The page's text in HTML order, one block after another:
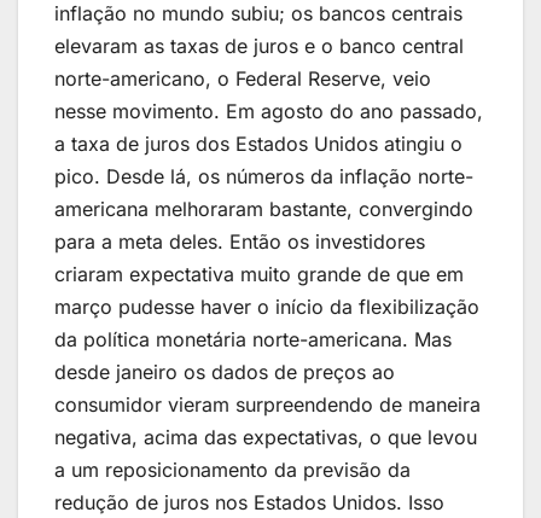
inflação no mundo subiu; os bancos centrais
elevaram as taxas de juros e o banco central
norte-americano, o Federal Reserve, veio
nesse movimento. Em agosto do ano passado,
a taxa de juros dos Estados Unidos atingiu o
pico. Desde lá, os números da inflação norte-
americana melhoraram bastante, convergindo
para a meta deles. Então os investidores
criaram expectativa muito grande de que em
março pudesse haver o início da flexibilização
da política monetária norte-americana. Mas
desde janeiro os dados de preços ao
consumidor vieram surpreendendo de maneira
negativa, acima das expectativas, o que levou
a um reposicionamento da previsão da
redução de juros nos Estados Unidos. Isso